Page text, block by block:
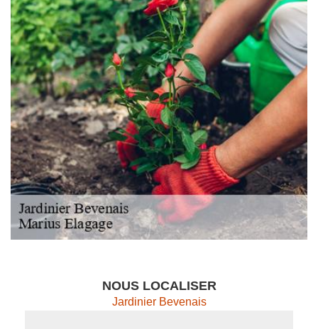
NOUS LOCALISER
Jardinier Bevenais